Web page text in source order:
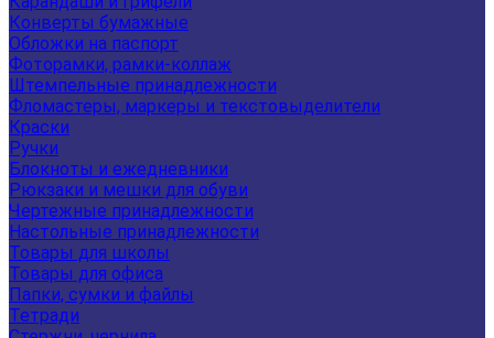
Конверты бумажные
Обложки на паспорт
Фоторамки, рамки-коллаж
Штемпельные принадлежности
Фломастеры, маркеры и текстовыделители
Краски
Ручки
Блокноты и ежедневники
Рюкзаки и мешки для обуви
Чертежные принадлежности
Настольные принадлежности
Товары для школы
Товары для офиса
Папки, сумки и файлы
Тетради